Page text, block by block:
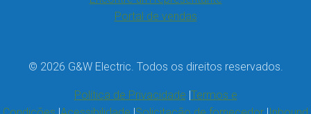
Portal de vendas
© 2026 G&W Electric. Todos os direitos reservados.
Política de Privacidade Termos e